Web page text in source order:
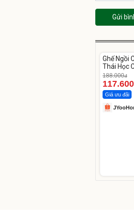
Gửi
-37%
Ghế Ngồi
Thái Học
Mỏi Lưng
188.000đ
117.600
Giá ưu đãi